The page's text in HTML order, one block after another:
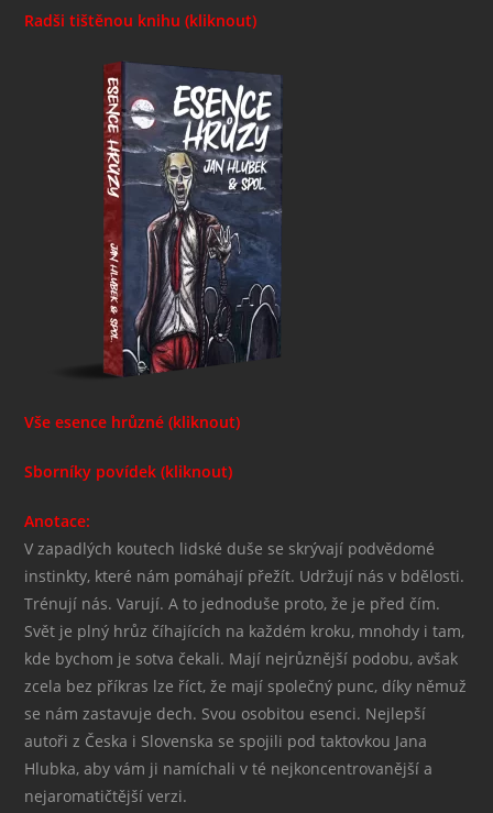
Radši tištěnou knihu (kliknout)
Vše esence hrůzné (kliknout)
Sborníky povídek (kliknout)
Anotace:
V zapadlých koutech lidské duše se skrývají podvědomé
instinkty, které nám pomáhají přežít. Udržují nás v bdělosti.
Trénují nás. Varují. A to jednoduše proto, že je před čím.
Svět je plný hrůz číhajících na každém kroku, mnohdy i tam,
kde bychom je sotva čekali. Mají nejrůznější podobu, avšak
zcela bez příkras lze říct, že mají společný punc, díky němuž
se nám zastavuje dech. Svou osobitou esenci. Nejlepší
autoři z Česka i Slovenska se spojili pod taktovkou Jana
Hlubka, aby vám ji namíchali v té nejkoncentrovanější a
nejaromatičtější verzi.